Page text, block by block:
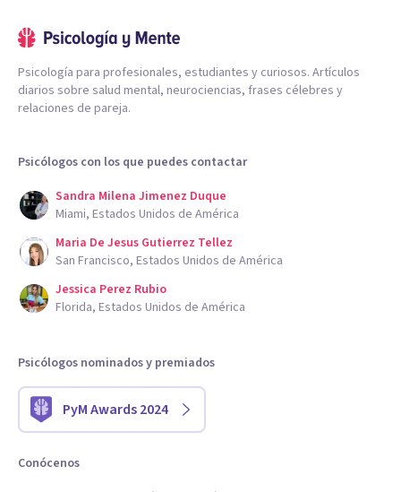
Psicología para profesionales, estudiantes y curiosos. Artículos
diarios sobre salud mental, neurociencias, frases célebres y
relaciones de pareja.
Psicólogos con los que puedes contactar
Sandra Milena Jimenez Duque
Miami, Estados Unidos de América
Maria De Jesus Gutierrez Tellez
San Francisco, Estados Unidos de América
Jessica Perez Rubio
Florida, Estados Unidos de América
Psicólogos nominados y premiados
PyM Awards 2024
Conócenos